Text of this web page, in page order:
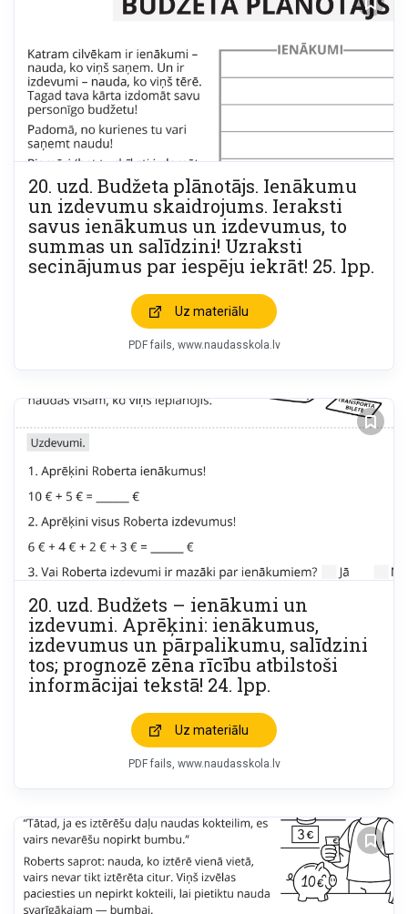
20. uzd. Budžeta plānotājs. Ienākumu
un izdevumu skaidrojums. Ieraksti
savus ienākumus un izdevumus, to
summas un salīdzini! Uzraksti
secinājumus par iespēju iekrāt! 25. lpp.
Uz materiālu
PDF fails www.naudasskola.lv
20. uzd. Budžets – ienākumi un
izdevumi. Aprēķini: ienākumus,
izdevumus un pārpalikumu, salīdzini
tos; prognozē zēna rīcību atbilstoši
informācijai tekstā! 24. lpp.
Uz materiālu
PDF fails www.naudasskola.lv